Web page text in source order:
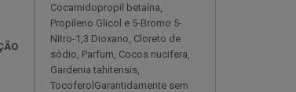
Cocamidopropil betaína,
Propileno Glicol e 5-Bromo 5-
Nitro-1,3 Dioxano, Cloreto de
sódio, Parfum, Cocos nucifera,
Gardenia tahitensis,
TocoferolGarantidamente sem